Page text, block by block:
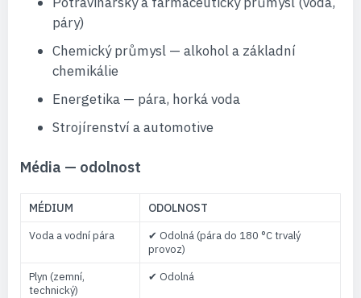
páry)
Chemický průmysl — alkohol a základní
chemikálie
Energetika — pára, horká voda
Strojírenství a automotive
Média — odolnost
MÉDIUM ODOLNOST
Voda a vodní pára
✔ Odolná (pára do 180 °C trvalý
provoz)
Plyn (zemní,
technický)
✔ Odolná